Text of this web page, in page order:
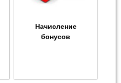
Начисление
бонусов